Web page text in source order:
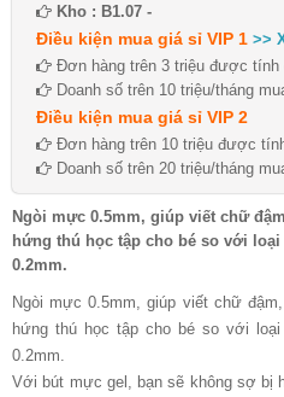
Kho : B1.07 -
Điều kiện mua giá sỉ VIP 1 >>
Đơn hàng trên 3 triệu được tính
Doanh số trên 10 triệu/tháng
Điều kiện mua giá sỉ VIP 2
Đơn hàng trên 10 triệu được
Doanh số trên 20 triệu/tháng
Ngòi mực 0.5mm, giúp viết chữ
hứng thú học tập cho bé so với
0.2mm.
Ngòi mực 0.5mm, giúp viết chữ
hứng thú học tập cho bé so với
0.2mm.
Với bút mực gel, bạn sẽ không sợ bị